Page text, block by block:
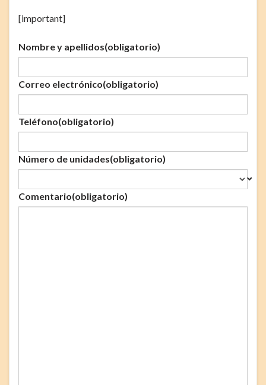
[important]
Nombre y apellidos(obligatorio)
Correo electrónico(obligatorio)
Teléfono(obligatorio)
Número de unidades(obligatorio)
Comentario(obligatorio)